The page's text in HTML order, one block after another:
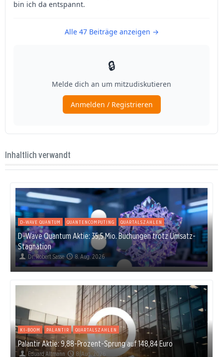
Inhaltlich verwandt
D-WAVE QUANTUM QUANTENCOMPUTING QUARTALSZAHLEN
D-Wave Quantum Aktie: 35,5 Mio. Buchungen trotz Umsatz-
Stagnation
Dr. Robert Sasse 8. Aug. 2026
KI-BOOM PALANTIR QUARTALSZAHLEN
Palantir Aktie: 9,88-Prozent-Sprung auf 148,84 Euro
Eduard Altmann 8. Aug. 2026